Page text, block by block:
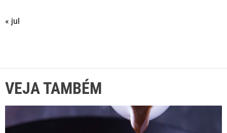
« jul
VEJA TAMBÉM